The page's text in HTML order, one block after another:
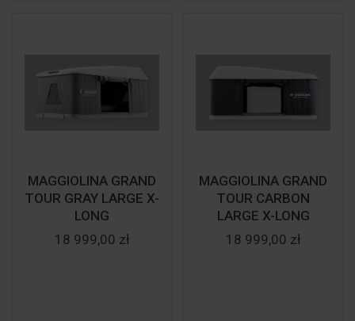
MAGGIOLINA GRAND
TOUR GRAY LARGE X-
LONG
18 999,00 zł
MAGGIOLINA GRAND
TOUR CARBON
LARGE X-LONG
18 999,00 zł